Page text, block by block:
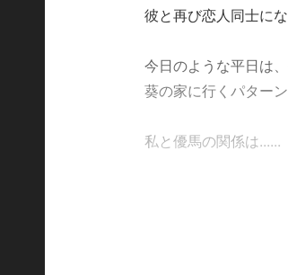
彼と再び恋人同士に
今日のような平日は
葵の家に行くパター
私と優馬の関係は......